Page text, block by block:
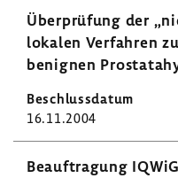
Über­prü­fung der
lokalen Verfahren
benignen
16.11.2004
Beauf­tra­gung